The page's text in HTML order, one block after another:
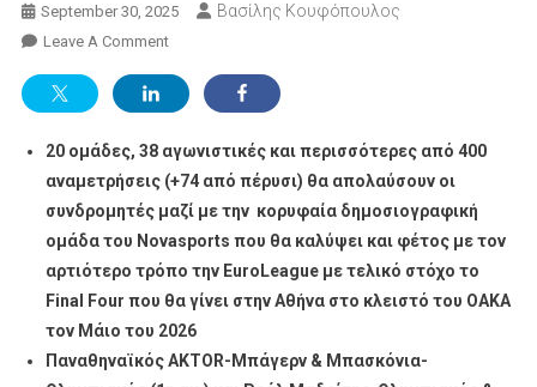
September 30, 2025 Βασίλης Κουφόπουλος
Leave A CommentOn
Μεγαλύτερη
Όλων
Των
Εποχών
Με
Παναθηναϊκό
AKTOR
Κάνει
20 ομάδες, 38 αγωνιστικές και περισσότερες από 400
αναμετρήσεις (+74 από πέρυσι) θα απολαύσουν οι
συνδρομητές μαζί με την κορυφαία δημοσιογραφική
ομάδα του Novasports που θα καλύψει και φέτος με τον
αρτιότερο τρόπο την EuroLeague με τελικό στόχο το
Final
Four που θα γίνει στην Αθήνα στο κλειστό του ΟΑΚΑ
τον Μάιο του 2026
Παναθηναϊκός AKTOR-Μπάγερν & Μπασκόνια-